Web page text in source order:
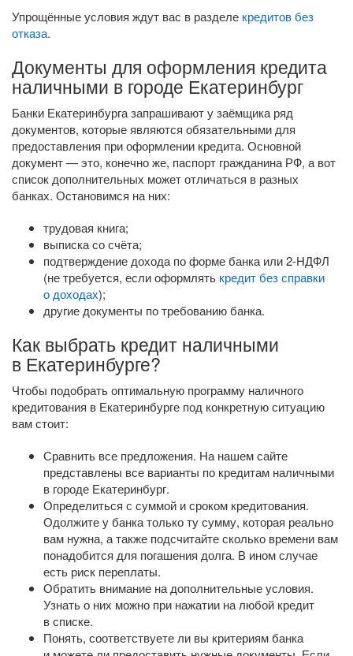
Упрощённые условия ждут вас в разделе кредитов без
отказа.
Документы для оформления кредита
наличными в городе Екатеринбург
Банки Екатеринбурга запрашивают у заёмщика ряд
документов, которые являются обязательными для
предоставления при оформлении кредита. Основной
документ — это, конечно же, паспорт гражданина РФ, а вот
список дополнительных может отличаться в разных
банках. Остановимся на них:
трудовая книга;
выписка со счёта;
подтверждение дохода по форме банка или2-НДФЛ
(не требуется, если оформлять кредит без справки
о доходах);
другие документы по требованию банка.
Как выбрать кредит наличными
в Екатеринбурге?
Чтобы подобрать оптимальную программу наличного
кредитования в Екатеринбурге под конкретную ситуацию
вам стоит:
Сравнить все предложения. На нашем сайте
представлены все варианты по кредитам наличными
в городе Екатеринбург.
Определиться с суммой и сроком кредитования.
Одолжите у банка только ту сумму, которая реально
вам нужна, а также подсчитайте сколько времени вам
понадобится для погашения долга. В ином случае
есть риск переплаты.
Обратить внимание на дополнительные условия.
Узнать о них можно при нажатии на любой кредит
в списке.
Понять, соответствуете ли вы критериям банка